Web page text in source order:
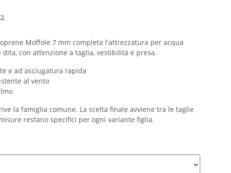
Moffole 7 mm completa l'attrezzatura per acqua
con attenzione a taglia, vestibilità e presa.
e ad asciugatura rapida
al vento
la famiglia comune. La scelta finale avviene tra le taglie
restano specifici per ogni variante figlia.